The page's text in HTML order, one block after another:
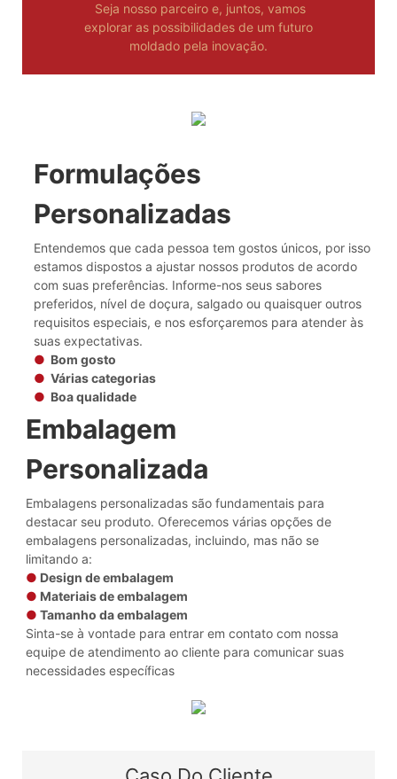
Seja nosso parceiro e, juntos, vamos
explorar as possibilidades de um futuro
moldado pela inovação.
Formulações
Personalizadas
Entendemos que cada pessoa tem gostos únicos, por isso
estamos dispostos a ajustar nossos produtos de acordo
com suas preferências. Informe-nos seus sabores
preferidos, nível de doçura, salgado ou quaisquer outros
requisitos especiais, e nos esforçaremos para atender às
suas expectativas.
● Bom gosto
● Várias categorias
● Boa qualidade
Embalagem
Personalizada
Embalagens personalizadas são fundamentais para
destacar seu produto. Oferecemos várias opções de
embalagens personalizadas, incluindo, mas não se
limitando a:
● Design de embalagem
● Materiais de embalagem
●Tamanho da embalagem
Sinta-se à vontade para entrar em contato com nossa
equipe de atendimento ao cliente para comunicar suas
necessidades específicas